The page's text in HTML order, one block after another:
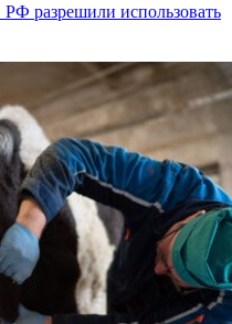
разрешили использовать